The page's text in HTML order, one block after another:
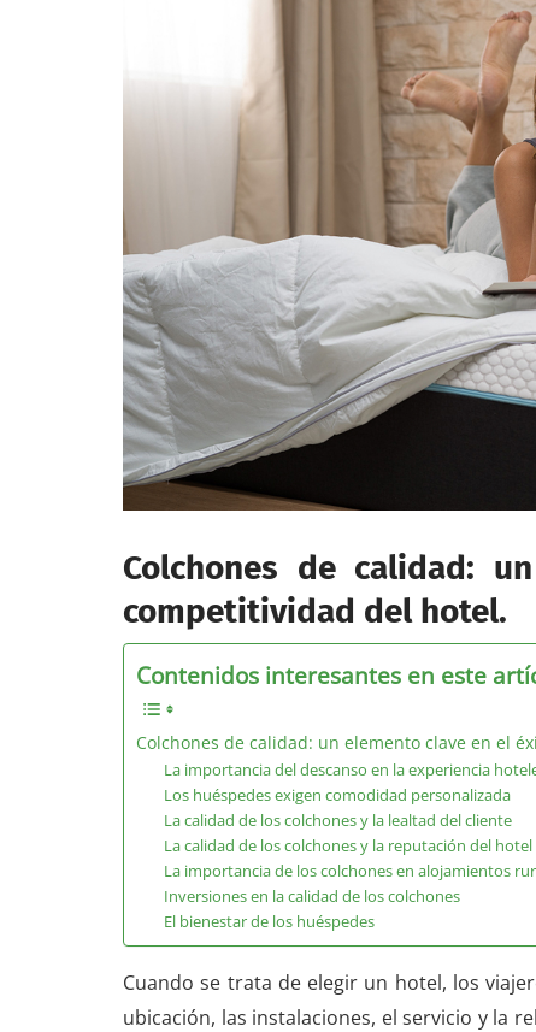
Colchones de calidad:
competitividad del hotel.
Contenidos interesantes en este
Colchones de calidad: un elemento clave en el
La importancia del descanso en la experiencia
Los huéspedes exigen comodidad personalizada
La calidad de los colchones y la lealtad del cliente
La calidad de los colchones y la reputación del hotel
La importancia de los colchones en alojamientos
Inversiones en la calidad de los colchones
El bienestar de los huéspedes
Cuando se trata de elegir un hotel, los
ubicación, las instalaciones, el servicio y la